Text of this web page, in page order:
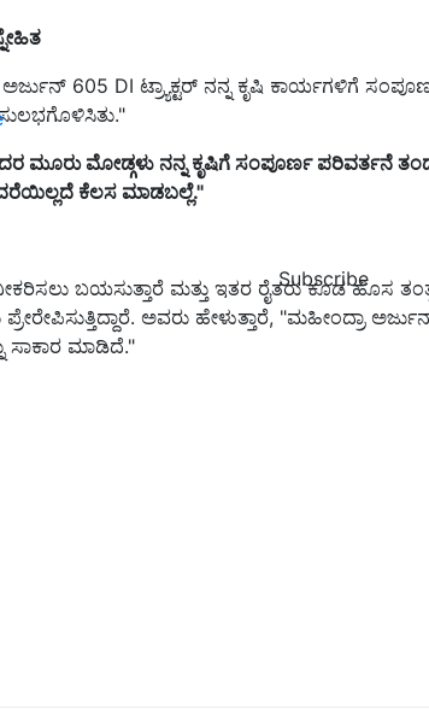
Subscribe
605 DI ಟ್ರ್ಯಾಕ್ಟರ್ ನನ್ನ ಕೃಷಿ ಕಾರ್ಯಗಳಿಗೆ
ಮೂರು ಮೋಡ್ಗಳು ನನ್ನ ಕೃಷಿಗೆ ಸಂಪೂರ್ಣ ಪರಿವರ್ತನೆ
ಕೆಲಸ ಮಾಡಬಲ್ಲೆ."
ಬಯಸುತ್ತಾರೆ ಮತ್ತು ಇತರ ರೈತರು ಕೂಡ ಹೊಸ
ಅವರು ಹೇಳುತ್ತಾರೆ, "ಮಹೀಂದ್ರಾ
ಸಾಕಾರ ಮಾಡಿದೆ."